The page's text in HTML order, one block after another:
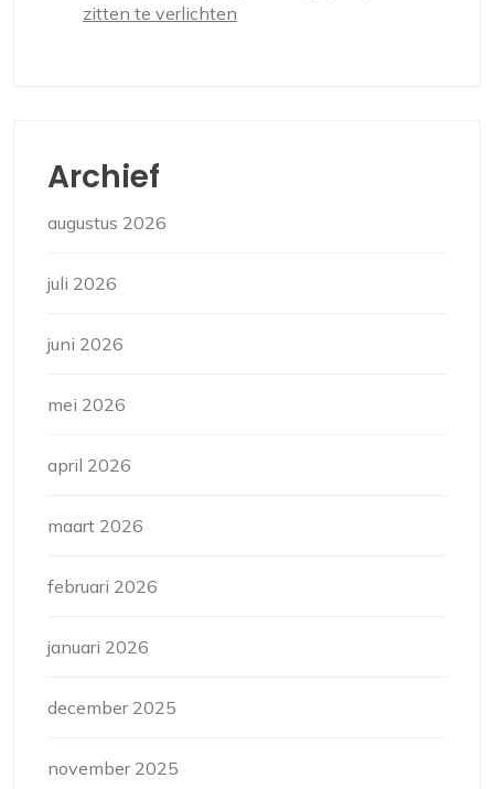
zitten te verlichten
Archief
augustus 2026
juli 2026
juni 2026
mei 2026
april 2026
maart 2026
februari 2026
januari 2026
december 2025
november 2025